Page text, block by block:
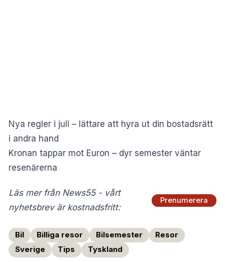
Nya regler i juli – lättare att hyra ut din bostadsrätt
i andra hand
Kronan tappar mot Euron – dyr semester väntar
resenärerna
Läs mer från News55 - vårt
nyhetsbrev är kostnadsfritt:
Prenumerera
Bil Billiga resor Bilsemester
Resor
Sverige
Tips Tyskland